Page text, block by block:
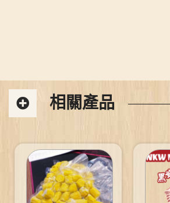
相關產品